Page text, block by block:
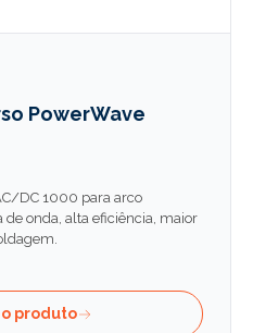
PowerWave
DC 1000 para arco
onda, alta eficiência, maior
produto